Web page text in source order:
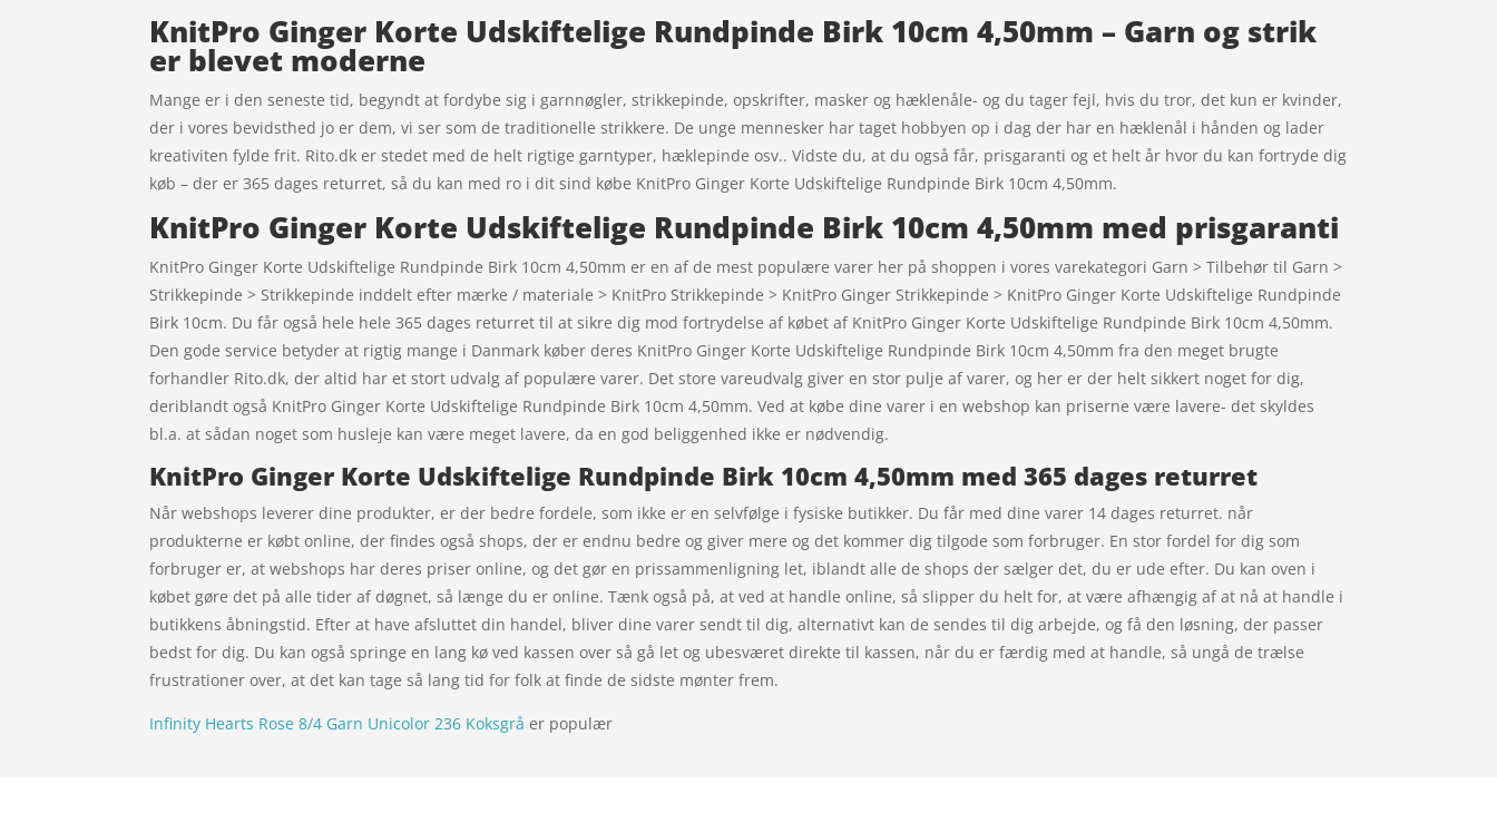
KnitPro Ginger Korte Udskiftelige Rundpinde Birk 10cm 4,50mm – Garn og strik
er blevet moderne
Mange er i den seneste tid, begyndt at fordybe sig i garnnøgler, strikkepinde, opskrifter, masker og hæklenåle- og du tager fejl, hvis du tror, det kun er kvinder,
der i vores bevidsthed jo er dem, vi ser som de traditionelle strikkere. De unge mennesker har taget hobbyen op i dag der har en hæklenål i hånden og lader
kreativiten fylde frit. Rito.dk er stedet med de helt rigtige garntyper, hæklepinde osv.. Vidste du, at du også får, prisgaranti og et helt år hvor du kan fortryde dig
køb – der er 365 dages returret, så du kan med ro i dit sind købe KnitPro Ginger Korte Udskiftelige Rundpinde Birk 10cm 4,50mm.
KnitPro Ginger Korte Udskiftelige Rundpinde Birk 10cm 4,50mm med prisgaranti
KnitPro Ginger Korte Udskiftelige Rundpinde Birk 10cm 4,50mm er en af de mest populære varer her på shoppen i vores varekategori Garn > Tilbehør til Garn >
Strikkepinde > Strikkepinde inddelt efter mærke / materiale > KnitPro Strikkepinde > KnitPro Ginger Strikkepinde > KnitPro Ginger Korte Udskiftelige Rundpinde
Birk 10cm. Du får også hele hele 365 dages returret til at sikre dig mod fortrydelse af købet af KnitPro Ginger Korte Udskiftelige Rundpinde Birk 10cm 4,50mm.
Den gode service betyder at rigtig mange i Danmark køber deres KnitPro Ginger Korte Udskiftelige Rundpinde Birk 10cm 4,50mm fra den meget brugte
forhandler Rito.dk, der altid har et stort udvalg af populære varer. Det store vareudvalg giver en stor pulje af varer, og her er der helt sikkert noget for dig,
deriblandt også KnitPro Ginger Korte Udskiftelige Rundpinde Birk 10cm 4,50mm. Ved at købe dine varer i en webshop kan priserne være lavere- det skyldes
bl.a. at sådan noget som husleje kan være meget lavere, da en god beliggenhed ikke er nødvendig.
KnitPro Ginger Korte Udskiftelige Rundpinde Birk 10cm 4,50mm med 365 dages returret
Når webshops leverer dine produkter, er der bedre fordele, som ikke er en selvfølge i fysiske butikker. Du får med dine varer 14 dages returret. når
produkterne er købt online, der findes også shops, der er endnu bedre og giver mere og det kommer dig tilgode som forbruger. En stor fordel for dig som
forbruger er, at webshops har deres priser online, og det gør en prissammenligning let, iblandt alle de shops der sælger det, du er ude efter. Du kan oven i
købet gøre det på alle tider af døgnet, så længe du er online. Tænk også på, at ved at handle online, så slipper du helt for, at være afhængig af at nå at handle i
butikkens åbningstid. Efter at have afsluttet din handel, bliver dine varer sendt til dig, alternativt kan de sendes til dig arbejde, og få den løsning, der passer
bedst for dig. Du kan også springe en lang kø ved kassen over så gå let og ubesværet direkte til kassen, når du er færdig med at handle, så ungå de trælse
frustrationer over, at det kan tage så lang tid for folk at finde de sidste mønter frem.
Infinity Hearts Rose 8/4 Garn Unicolor 236 Koksgrå er populær